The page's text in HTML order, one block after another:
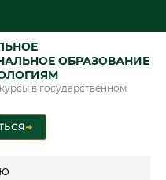
ОБРАЗОВАНИЕ
в государственном
➜